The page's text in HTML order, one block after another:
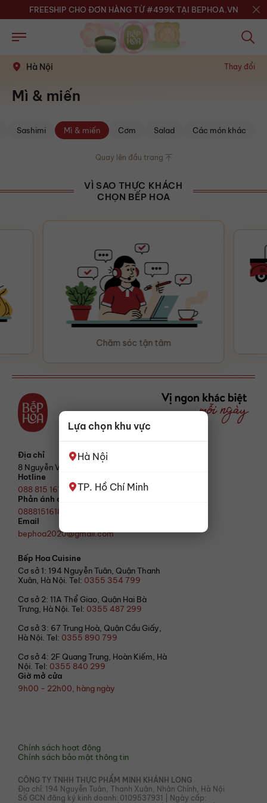
FREESHIP CHO ĐƠN HÀNG TỪ #499K TẠI BEPHOA.VN
Hà Nội Thay đổi
Mì & miến
Sashimi Mì & miến Cơm Salad Các món khác
Quay lên đầu trang
VÌ SAO THỰC KHÁCH
CHỌN BẾP HOA
Chăm sóc tận tâm
Địa chỉ
8 Nguyễn Văn Tuyết, Đống Đa, Hà Nội
Hotline
088 815 1618
Phản ánh chất lượng
0888151618
Email
bephoa2020@gmail.com
Bếp Hoa Cuisine
Cơ sở 1: 194 Nguyễn Tuân, Quận Thanh
Xuân, Hà Nội. Tel: 0355 354 799
Cơ sở 2: 11A Thể Giao, Quận Hai Bà
Trưng, Hà Nội. Tel: 0355 487 299
Cơ sở 3: 67 Trung Hoà, Quận Cầu Giấy,
Hà Nội. Tel: 0355 890 799
Cơ sở 4: 2F Quang Trung, Hoàn Kiếm, Hà
Nội. Tel: 0355 840 299
Giờ mở cửa
9h00 - 22h00, hàng ngày
Chính sách hoạt động
Chính sách bảo mật thông tin
CÔNG TY TNHH THỰC PHẨM MINH KHÁNH LONG
Địa chỉ: 194 Nguyễn Tuân, Thanh Xuân, Nhân Chính, Hà Nội
Số GCN đăng ký kinh doanh: 0109537931 | Ngày cấp:
Lựa chọn khu vực
Hà Nội
TP. Hồ Chí Minh